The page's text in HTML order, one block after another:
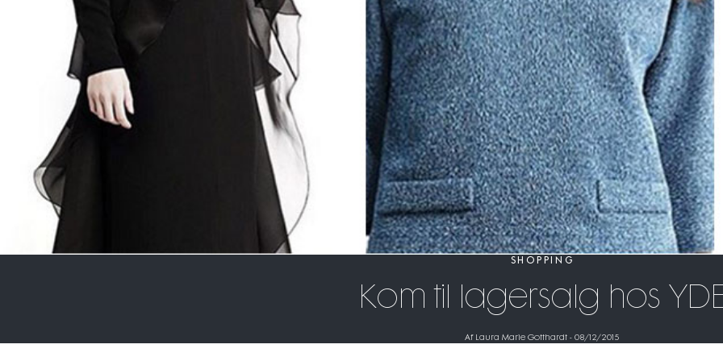
SHOPPING
Kom til lagersalg hos
Af Laura Marie Gotthardt - 08/12/2015